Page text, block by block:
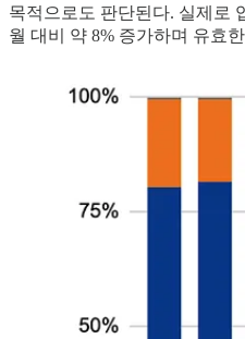
목적으로도 판단된다. 실제로
월 대비 약 8% 증가하며 유효